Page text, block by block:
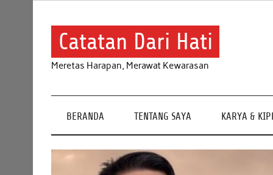
Catatan Dari Hati
Meretas Harapan, Merawat Kewarasan
BERANDA TENTANG SAYA KARYA &